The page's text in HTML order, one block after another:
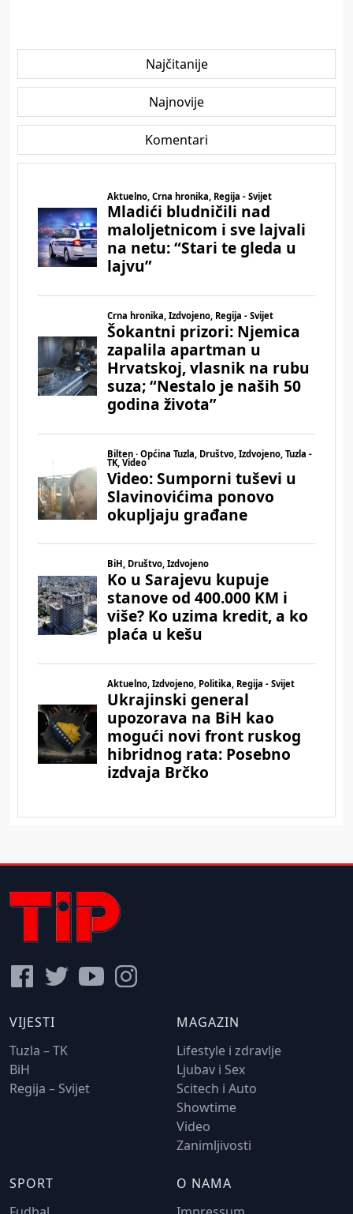
Najčitanije
Najnovije
Komentari
VIJESTI
Tuzla – TK
BiH
Regija – Svijet
MAGAZIN
Lifestyle i zdravlje
Ljubav i Sex
Scitech i Auto
Showtime
Video
Zanimljivosti
SPORT
O NAMA